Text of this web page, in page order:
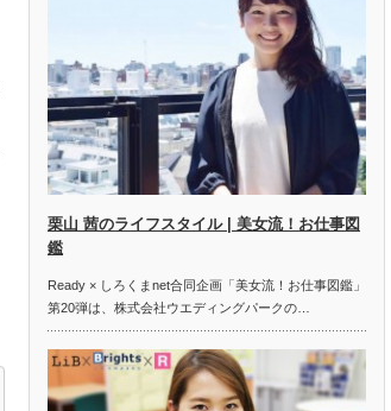
栗山 茜のライフスタイル | 美女流！お仕事図
鑑
Ready × しろくまnet合同企画「美女流！お仕事図鑑」
第20弾は、株式会社ウエディングパークの…